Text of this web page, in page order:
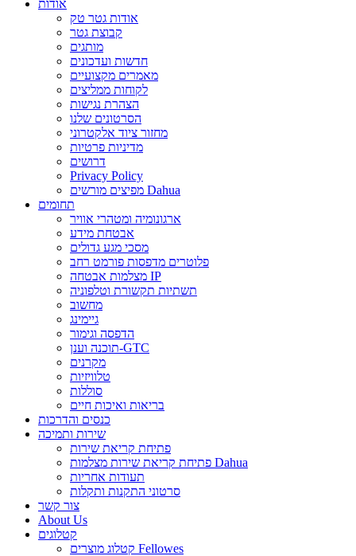
אודות
אודות גטר טק
קבוצת גטר
מותגים
חדשות ועדכונים
מאמרים מקצועיים
לקוחות ממליצים
הצהרת נגישות
הסרטונים שלנו
מחזור ציוד אלקטרוני
מדיניות פרטיות
דרושים
Privacy Policy
מפיצים מורשים Dahua
תחומים
ארגונומיה ומטהרי אוויר
אבטחת מידע
מסכי מגע גדולים
פלוטרים מדפסות פורמט רחב
מצלמות אבטחה IP
תשתיות תקשורת וטלפוניה
מחשוב
גיימינג
הדפסה וגימור
תוכנה וענן-GTC
מקרנים
טלוויזיות
סוללות
בריאות ואיכות חיים
כנסים והדרכות
שירות ותמיכה
פתיחת קריאת שירות
פתיחת קריאת שירות מצלמות Dahua
תעודות אחריות
סרטוני התקנות ותקלות
צור קשר
About Us
קטלוגים
קטלוג מוצרים Fellowes